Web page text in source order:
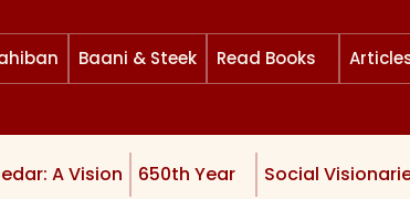
Baani & Steek Read Books
A Vision 650th Year Social